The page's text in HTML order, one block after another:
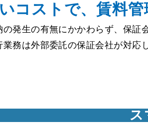
コストで、賃料
の発生の有無にかかわらず、保証
業務は外部委託の保証会社が対応
ス